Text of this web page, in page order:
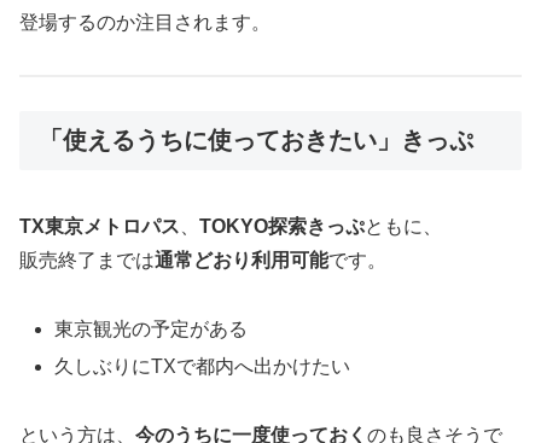
登場するのか注目されます。
「使えるうちに使っておきたい」きっぷ
TX東京メトロパス TOKYO探索きっぷともに、
販売終了までは通常どおり利用可能です。
東京観光の予定がある
久しぶりにTXで都内へ出かけたい
という方は、 今のうちに一度使っておく のも良さそうで